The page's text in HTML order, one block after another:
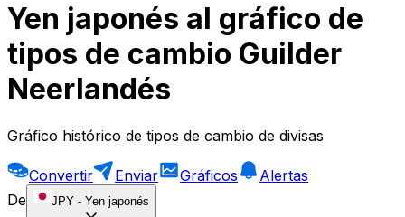
Yen japonés al gráfico de
tipos de cambio Guilder
Neerlandés
Gráfico histórico de tipos de cambio de divisas
Convertir Enviar Gráficos
Alertas
De
JPY - Yen japonés